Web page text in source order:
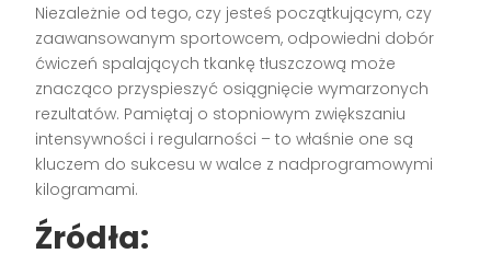
Niezależnie od tego, czy jesteś początkującym, czy
zaawansowanym sportowcem, odpowiedni dobór
ćwiczeń spalających tkankę tłuszczową może
znacząco przyspieszyć osiągnięcie wymarzonych
rezultatów. Pamiętaj o stopniowym zwiększaniu
intensywności i regularności – to właśnie one są
kluczem do sukcesu w walce z nadprogramowymi
kilogramami.
Źródła: